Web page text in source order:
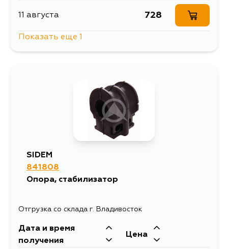
11 августа 728
Показать еще 1
SIDEM
841808
Опора, стабилизатор
Отгрузка со склада г. Владивосток
Дата и время
получения
Цена